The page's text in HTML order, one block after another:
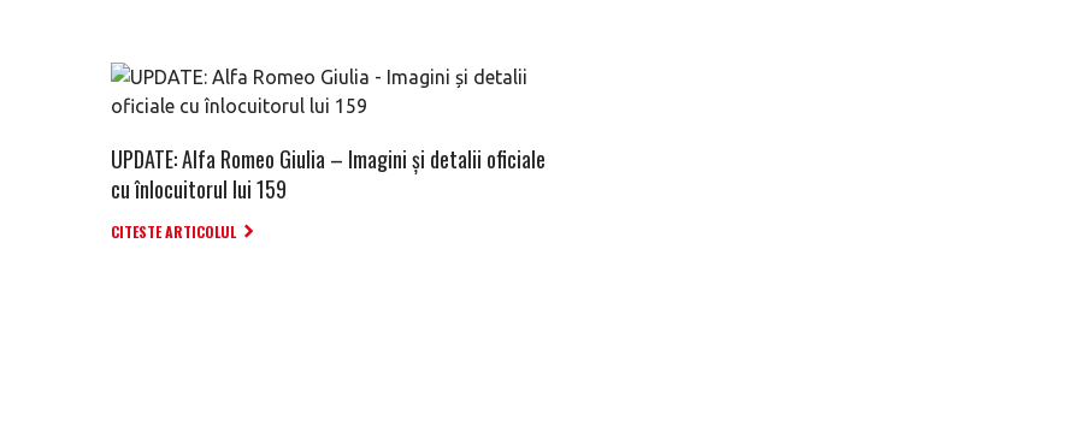
UPDATE: Alfa Romeo Giulia – Imagini și detalii oficiale
cu înlocuitorul lui 159
CITESTE ARTICOLUL